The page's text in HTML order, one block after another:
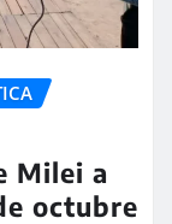
Milei a
octubre